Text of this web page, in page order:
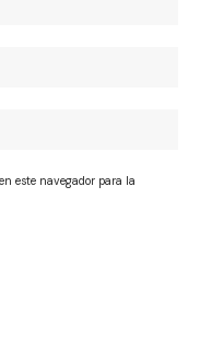
este navegador para la